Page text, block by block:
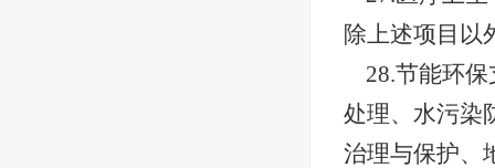
除上述项目以
28.节能环
处理、水污染
治理与保护、